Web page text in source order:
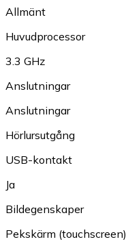
Allmänt
Huvudprocessor
3.3 GHz
Anslutningar
Anslutningar
Hörlursutgång
USB-kontakt
Ja
Bildegenskaper
Pekskärm (touchscreen)